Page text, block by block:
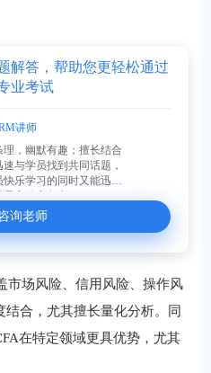
解答，帮助您更轻松通过
业考试
讲师
，幽默有趣；擅长结合
与学员找到共同话题，
乐学习的同时又能迅速
高效率备考。
询老师
市场风险、信用风险、操作风
合，尤其擅长量化分析。同
在特定领域更具优势，尤其